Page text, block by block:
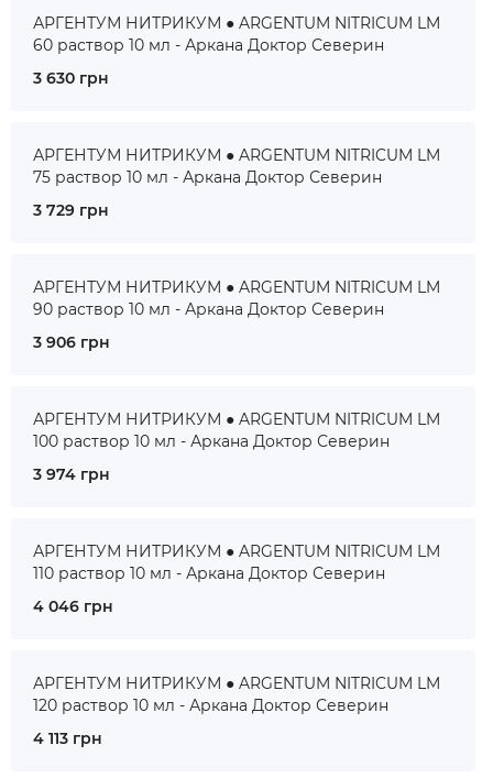
АРГЕНТУМ НИТРИКУМ ● ARGENTUM NITRICUM LM
60 раствор 10 мл - Аркана Доктор Северин
3 630 грн
АРГЕНТУМ НИТРИКУМ ● ARGENTUM NITRICUM LM
75 раствор 10 мл - Аркана Доктор Северин
3 729 грн
АРГЕНТУМ НИТРИКУМ ● ARGENTUM NITRICUM LM
90 раствор 10 мл - Аркана Доктор Северин
3 906 грн
АРГЕНТУМ НИТРИКУМ ● ARGENTUM NITRICUM LM
100 раствор 10 мл - Аркана Доктор Северин
3 974 грн
АРГЕНТУМ НИТРИКУМ ● ARGENTUM NITRICUM LM
110 раствор 10 мл - Аркана Доктор Северин
4 046 грн
АРГЕНТУМ НИТРИКУМ ● ARGENTUM NITRICUM LM
120 раствор 10 мл - Аркана Доктор Северин
4 113 грн